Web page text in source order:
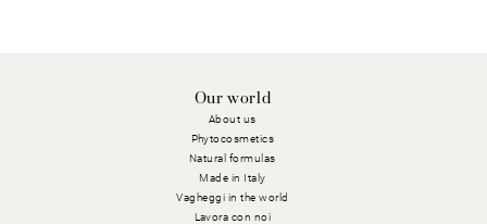
Our world
About us
Phytocosmetics
Natural formulas
Made in Italy
Vagheggi in the world
Lavora con noi